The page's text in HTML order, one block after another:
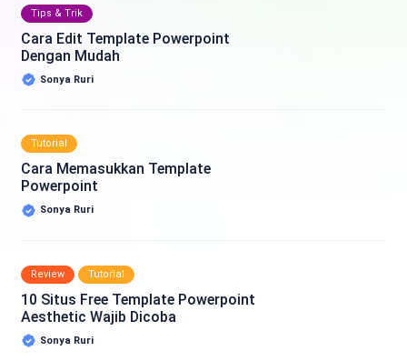
Tips & Trik
Cara Edit Template Powerpoint
Dengan Mudah
Sonya Ruri
Tutorial
Cara Memasukkan Template
Powerpoint
Sonya Ruri
Review Tutorial
10 Situs Free Template Powerpoint
Aesthetic Wajib Dicoba
Sonya Ruri